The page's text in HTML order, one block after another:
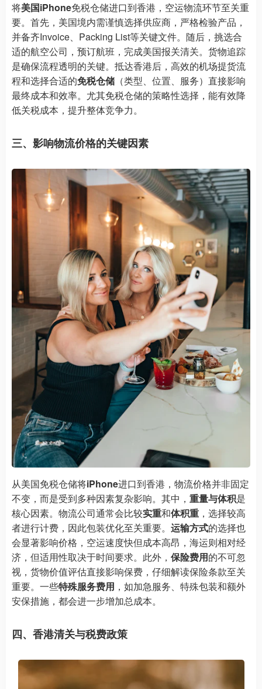
将美国iPhone免税仓储进口到香港，空运物流环节至关重
要。首先，美国境内需谨慎选择供应商，严格检验产品，
并备齐Invoice、Packing List等关键文件。随后，挑选合
适的航空公司，预订航班，完成美国报关清关。货物追踪
是确保流程透明的关键。抵达香港后，高效的机场提货流
程和选择合适的免税仓储 （类型、位置、服务）直接影响
最终成本和效率。尤其免税仓储的策略性选择，能有效降
低关税成本，提升整体竞争力。
三、影响物流价格的关键因素
从美国免税仓储将iPhone进口到香港，物流价格并非固定
不变，而是受到多种因素复杂影响。其中， 重量与体积是
核心因素。物流公司通常会比较实重和体积重 ，选择较高
者进行计费，因此包装优化至关重要。 运输方式的选择也
会显著影响价格，空运速度快但成本高昂，海运则相对经
济，但适用性取决于时间要求。此外， 保险费用的不可忽
视，货物价值评估直接影响保费，仔细解读保险条款至关
重要。一些特殊服务费用 ，如加急服务、特殊包装和额外
安保措施，都会进一步增加总成本。
四、香港清关与税费政策